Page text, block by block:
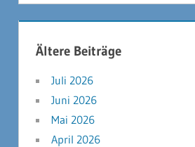
Ältere Beiträge
Juli 2026
Juni 2026
Mai 2026
April 2026